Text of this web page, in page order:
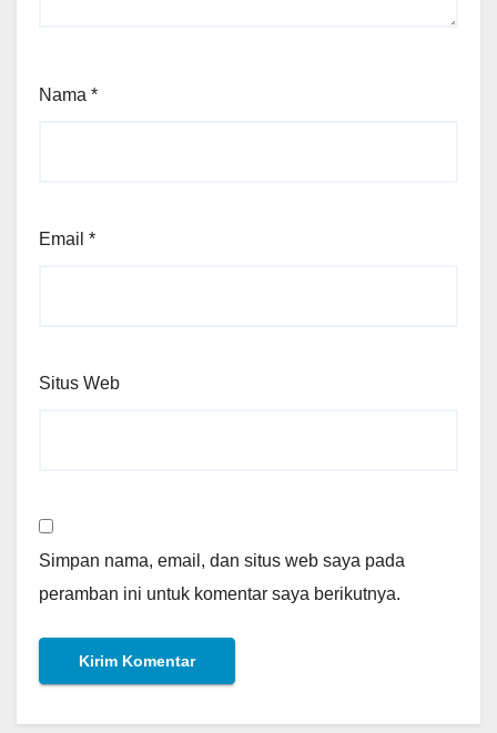
Nama *
Email *
Situs Web
Simpan nama, email, dan situs web saya pada
peramban ini untuk komentar saya berikutnya.